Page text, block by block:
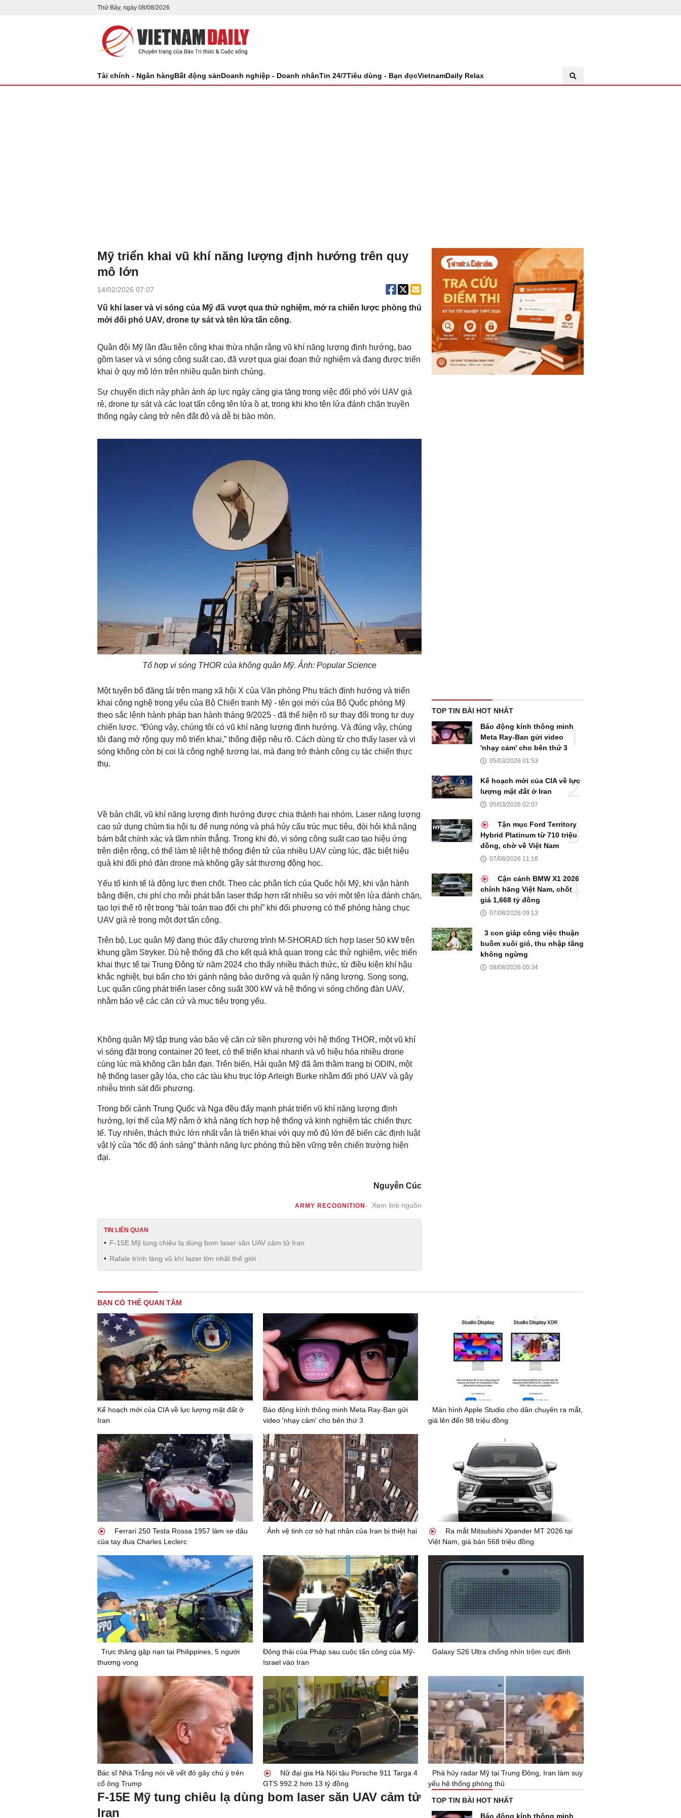
Thứ Bảy, ngày 08/08/2026
Tài chính - Ngân hàngBất động sảnDoanh nghiệp - Doanh nhânTin 24/7Tiêu dùng - Bạn đọcVietnamDaily Relax
Mỹ triển khai vũ khí năng lượng định hướng trên quy
mô lớn
14/02/2026 07:07
Vũ khí laser và vi sóng của Mỹ đã vượt qua thử nghiệm, mở ra chiến lược phòng thủ
mới đối phó UAV, drone tự sát và tên lửa tấn công.
Quân đội Mỹ lần đầu tiên công khai thừa nhận rằng vũ khí năng lượng định hướng, bao
gồm laser và vi sóng công suất cao, đã vượt qua giai đoạn thử nghiệm và đang được triển
khai ở quy mô lớn trên nhiều quân binh chủng.
Sự chuyển dịch này phản ánh áp lực ngày càng gia tăng trong việc đối phó với UAV giá
rẻ, drone tự sát và các loạt tấn công tên lửa ồ ạt, trong khi kho tên lửa đánh chặn truyền
thống ngày càng trở nên đắt đỏ và dễ bị bào mòn.
Tổ hợp vi sóng THOR của không quân Mỹ. Ảnh: Popular Science
Một tuyên bố đăng tải trên mạng xã hội X của Văn phòng Phụ trách định hướng và triển
khai công nghệ trọng yếu của Bộ Chiến tranh Mỹ - tên gọi mới của Bộ Quốc phòng Mỹ
theo sắc lệnh hành pháp ban hành tháng 9/2025 - đã thể hiện rõ sự thay đổi trong tư duy
chiến lược. “Đúng vậy, chúng tôi có vũ khí năng lượng định hướng. Và đúng vậy, chúng
tôi đang mở rộng quy mô triển khai,” thông điệp nêu rõ. Cách dùng từ cho thấy laser và vi
sóng không còn bị coi là công nghệ tương lai, mà đang trở thành công cụ tác chiến thực
thụ.
Về bản chất, vũ khí năng lượng định hướng được chia thành hai nhóm. Laser năng lượng
cao sử dụng chùm tia hội tụ để nung nóng và phá hủy cấu trúc mục tiêu, đòi hỏi khả năng
bám bắt chính xác và tầm nhìn thẳng. Trong khi đó, vi sóng công suất cao tạo hiệu ứng
trên diện rộng, có thể làm tê liệt hệ thống điện tử của nhiều UAV cùng lúc, đặc biệt hiệu
quả khi đối phó đàn drone mà không gây sát thương động học.
Yếu tố kinh tế là động lực then chốt. Theo các phân tích của Quốc hội Mỹ, khi vận hành
bằng điện, chi phí cho mỗi phát bắn laser thấp hơn rất nhiều so với một tên lửa đánh chặn,
tạo lợi thế rõ rệt trong “bài toán trao đổi chi phí” khi đối phương có thể phóng hàng chục
UAV giá rẻ trong một đợt tấn công.
Trên bộ, Lục quân Mỹ đang thúc đẩy chương trình M-SHORAD tích hợp laser 50 kW trên
khung gầm Stryker. Dù hệ thống đã cho kết quả khả quan trong các thử nghiệm, việc triển
khai thực tế tại Trung Đông từ năm 2024 cho thấy nhiều thách thức, từ điều kiện khí hậu
khắc nghiệt, bụi bẩn cho tới gánh nặng bảo dưỡng và quản lý năng lượng. Song song,
Lục quân cũng phát triển laser công suất 300 kW và hệ thống vi sóng chống đàn UAV,
nhằm bảo vệ các căn cứ và mục tiêu trọng yếu.
Không quân Mỹ tập trung vào bảo vệ căn cứ tiền phương với hệ thống THOR, một vũ khí
vi sóng đặt trong container 20 feet, có thể triển khai nhanh và vô hiệu hóa nhiều drone
cùng lúc mà không cần bắn đạn. Trên biển, Hải quân Mỹ đã âm thầm trang bị ODIN, một
hệ thống laser gây lóa, cho các tàu khu trục lớp Arleigh Burke nhằm đối phó UAV và gây
nhiễu trinh sát đối phương.
Trong bối cảnh Trung Quốc và Nga đều đẩy mạnh phát triển vũ khí năng lượng định
hướng, lợi thế của Mỹ nằm ở khả năng tích hợp hệ thống và kinh nghiệm tác chiến thực
tế. Tuy nhiên, thách thức lớn nhất vẫn là triển khai với quy mô đủ lớn để biến các định luật
vật lý của “tốc độ ánh sáng” thành năng lực phòng thủ bền vững trên chiến trường hiện
đại.
Nguyễn Cúc
ARMY RECOGNITION Xem link nguồn
TIN LIÊN QUAN
F-15E Mỹ tung chiêu lạ dùng bom laser săn UAV cảm tử Iran
Rafale trình làng vũ khí lazer lớn nhất thế giới
TOP TIN BÀI HOT NHẤT
Báo động kính thông minh
Meta Ray-Ban gửi video
'nhạy cảm' cho bên thứ 3
05/03/2026 01:53
Kế hoạch mới của CIA về lực
lượng mặt đất ở Iran
05/03/2026 02:07
Tận mục Ford Territory
Hybrid Platinum từ 710 triệu
đồng, chờ về Việt Nam
07/08/2026 11:16
Cận cảnh BMW X1 2026
chính hãng Việt Nam, chốt
giá 1,668 tỷ đồng
07/08/2026 09:13
3 con giáp công việc thuận
buồm xuôi gió, thu nhập tăng
không ngừng
08/08/2026 00:34
BẠN CÓ THỂ QUAN TÂM
Kế hoạch mới của CIA về lực lượng mặt đất ở
Iran
Báo động kính thông minh Meta Ray-Ban gửi
video 'nhạy cảm' cho bên thứ 3
Màn hình Apple Studio cho dân chuyên ra mắt,
giá lên đến 98 triệu đồng
Ferrari 250 Testa Rossa 1957 làm xe dâu
của tay đua Charles Leclerc
Ảnh vệ tinh cơ sở hạt nhân của Iran bị thiệt hại
Ra mắt Mitsubishi Xpander MT 2026 tại
Việt Nam, giá bán 568 triệu đồng
Trực thăng gặp nạn tại Philippines, 5 người
thương vong
Động thái của Pháp sau cuộc tấn công của Mỹ-
Israel vào Iran
Galaxy S26 Ultra chống nhìn trộm cực đỉnh
Bác sĩ Nhà Trắng nói về vết đỏ gây chú ý trên
cổ ông Trump
Nữ đại gia Hà Nội tậu Porsche 911 Targa 4
GTS 992.2 hơn 13 tỷ đồng
Phá hủy radar Mỹ tại Trung Đông, Iran làm suy
yếu hệ thống phòng thủ
F-15E Mỹ tung chiêu lạ dùng bom laser săn UAV cảm tử
Iran
TOP TIN BÀI HOT NHẤT
Báo động kính thông minh